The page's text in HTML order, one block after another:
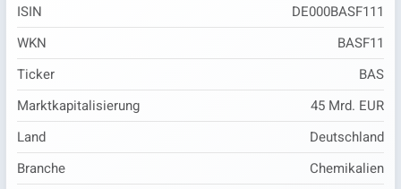
ISIN
DE000BASF111
WKN
BASF11
Ticker
BAS
Marktkapitalisierung
45 Mrd. EUR
Land
Deutschland
Branche
Chemikalien